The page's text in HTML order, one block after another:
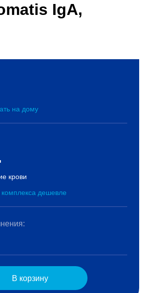
IgA,
на дому
крови
комплекса дешевле
В корзину